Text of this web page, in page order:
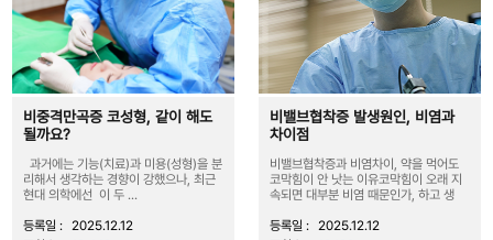
비중격만곡증 코성형, 같이 해도
될까요?
과거에는 기능(치료)과 미용(성형)을 분
리해서 생각하는 경향이 강했으나, 최근
현대 의학에선 이 두 ...
등록일 : 2025.12.12
비밸브협착증 발생원인, 비염과
차이점
비밸브협착증과 비염차이, 약을 먹어도
코막힘이 안 낫는 이유코막힘이 오래 지
속되면 대부분 비염 때문인가, 하고 생
등록일 : 2025.12.12